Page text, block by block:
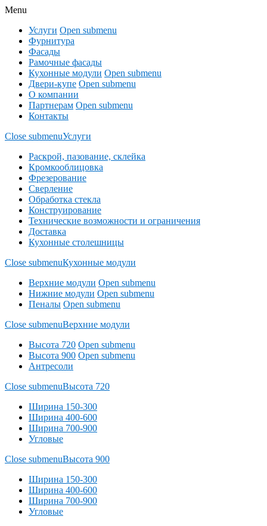
Menu
Услуги Open submenu
Фурнитура
Фасады
Рамочные фасады
Кухонные модули Open submenu
Двери-купе Open submenu
О компании
Партнерам Open submenu
Контакты
Close submenuУслуги
Раскрой, пазование, склейка
Кромкооблицовка
Фрезерование
Сверление
Обработка стекла
Конструирование
Технические возможности и ограничения
Доставка
Кухонные столешницы
Close submenuКухонные модули
Верхние модули Open submenu
Нижние модули Open submenu
Пеналы Open submenu
Close submenuВерхние модули
Высота 720 Open submenu
Высота 900 Open submenu
Антресоли
Close submenuВысота 720
Ширина 150-300
Ширина 400-600
Ширина 700-900
Угловые
Close submenuВысота 900
Ширина 150-300
Ширина 400-600
Ширина 700-900
Угловые